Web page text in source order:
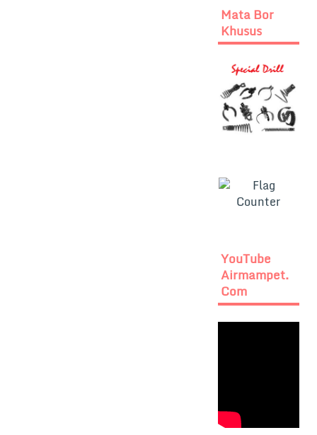
Mata Bor
Khusus
YouTube
Airmampet.
Com